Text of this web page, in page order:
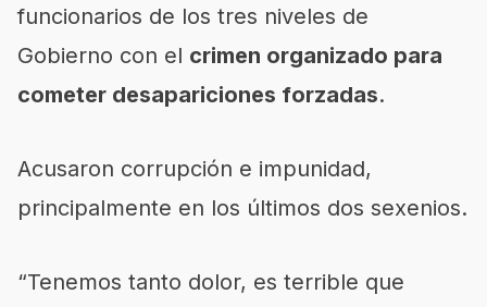
funcionarios de los tres niveles de
Gobierno con el crimen organizado para
cometer desapariciones forzadas.
Acusaron corrupción e impunidad,
principalmente en los últimos dos sexenios.
“Tenemos tanto dolor, es terrible que